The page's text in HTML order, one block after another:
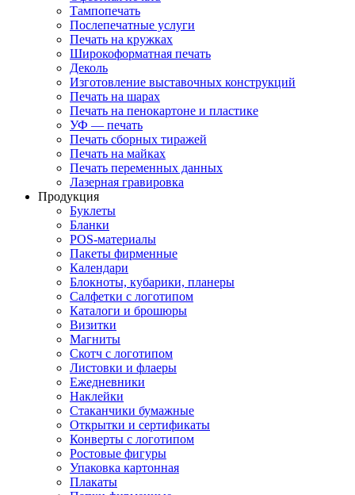
Тампопечать
Послепечатные услуги
Печать на кружках
Широкоформатная печать
Деколь
Изготовление выставочных конструкций
Печать на шарах
Печать на пенокартоне и пластике
УФ — печать
Печать сборных тиражей
Печать на майках
Печать переменных данных
Лазерная гравировка
Продукция
Буклеты
Бланки
POS-материалы
Пакеты фирменные
Календари
Блокноты, кубарики, планеры
Салфетки с логотипом
Каталоги и брошюры
Визитки
Магниты
Скотч с логотипом
Листовки и флаеры
Ежедневники
Наклейки
Стаканчики бумажные
Открытки и сертификаты
Конверты с логотипом
Ростовые фигуры
Упаковка картонная
Плакаты